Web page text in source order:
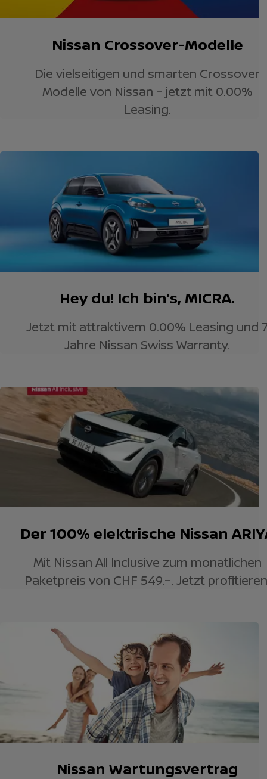
Nissan Crossover-Modelle
Die vielseitigen und smarten Crossover
Modelle von Nissan – jetzt mit 0.00%
Leasing.
Hey du! Ich bin’s, MICRA.
Jetzt mit attraktivem 0.00% Leasing und
Jahre Nissan Swiss Warranty.
Der 100% elektrische Nissan
Mit Nissan All Inclusive zum monatlichen
Paketpreis von CHF 549.–. Jetzt
Nissan Wartungsvertrag